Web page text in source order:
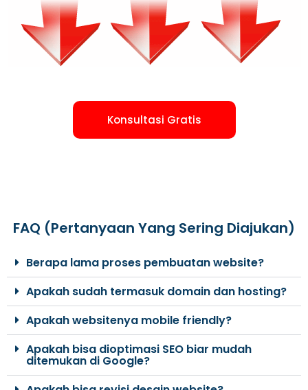
Konsultasi Gratis
FAQ (Pertanyaan Yang Sering Diajukan)
Berapa lama proses pembuatan website?
Apakah sudah termasuk domain dan hosting?
Apakah websitenya mobile friendly?
Apakah bisa dioptimasi SEO biar mudah
ditemukan di Google?